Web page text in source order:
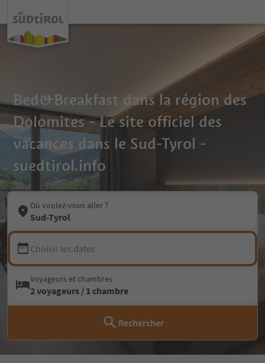
Bed&Breakfast dans la région des
Dolomites - Le site officiel des
vacances dans le Sud-Tyrol -
suedtirol.info
Où voulez-vous aller ?
Sud-Tyrol
Choisir les dates
Voyageurs et chambres
2 voyageurs / 1 chambre
Rechercher